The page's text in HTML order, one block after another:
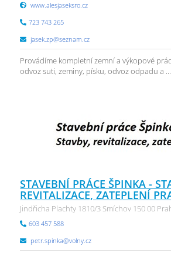
www.alesjaseksro.cz
723 743 265
jasek.zp@seznam.cz
Provádíme kompletní zemní a výkopové
odvoz suti, zeminy, písku, odvoz odpadu a ...
STAVEBNÍ PRÁCE ŠPINKA -
REVITALIZACE, ZATEPLENÍ
Jindřicha Plachty 1810/3 Smíchov 150 00
603 457 588
petr.spinka@volny.cz